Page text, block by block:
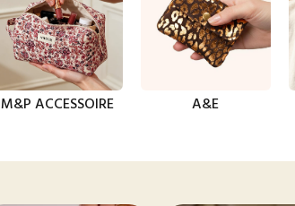
M&P ACCESSOIRE A&E